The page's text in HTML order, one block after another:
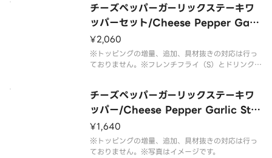
チーズペッパーガーリックステーキワ
ッパーセット/Cheese Pepper Garli
c Steak Whopper Set
¥2,060
※トッピングの増量、追加、具材抜きの対応は行っ
ておりません。※フレンチフライ（S）とドリンク
を防ぐため、フィルムには空気穴がございます。※
写真はイメージです。
チーズペッパーガーリックステーキワ
ッパー/Cheese Pepper Garlic Ste
ak Whopper
¥1,640
※トッピングの増量、追加、具材抜きの対応は行っ
ておりません。※写真はイメージです。